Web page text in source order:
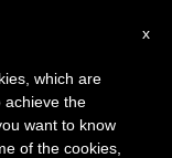
×
la pausa
de verano
x
which are
achieve the
want to know
of the cookies,